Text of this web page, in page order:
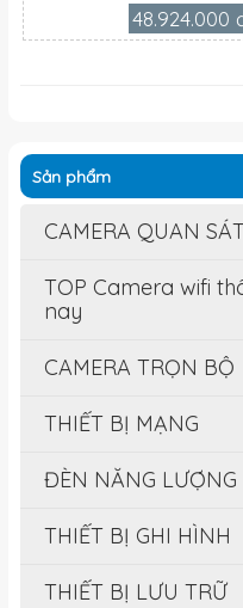
48.924.000
Sản phẩm
CAMERA QUAN
TOP Camera wifi
nay
CAMERA TRỌN BỘ
THIẾT BỊ MẠNG
ĐÈN NĂNG LƯỢNG
THIẾT BỊ GHI HÌNH
THIẾT BỊ LƯU TRỮ